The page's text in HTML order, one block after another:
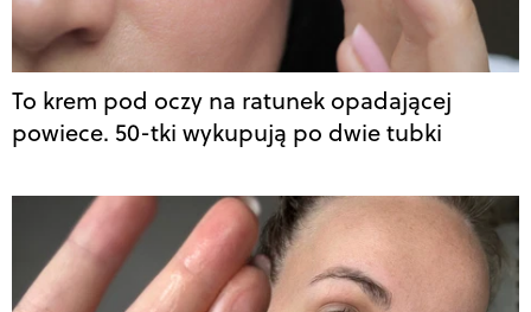
To krem pod oczy na ratunek opadającej
powiece. 50-tki wykupują po dwie tubki